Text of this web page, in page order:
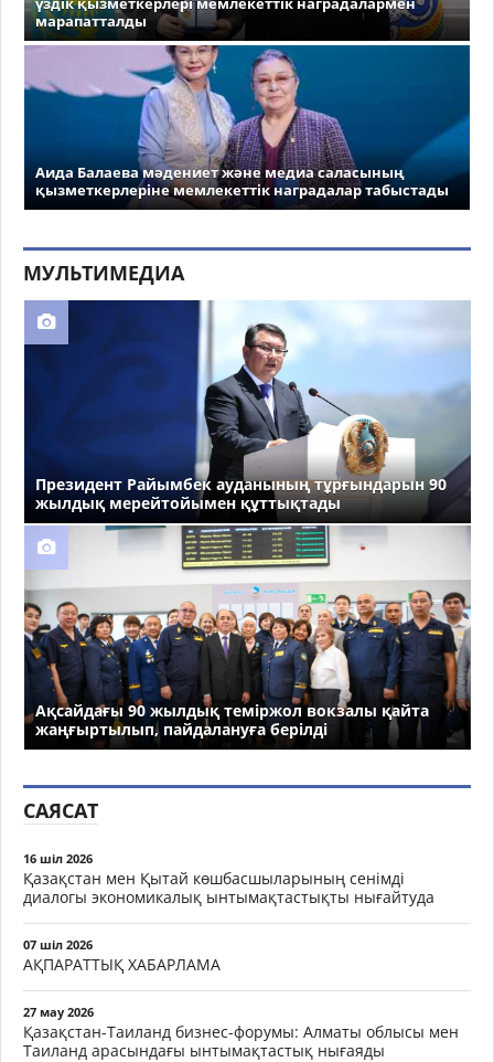
марапатталды
Аида Балаева мәдениет және медиа саласының
қызметкерлеріне мемлекеттік наградалар табыстады
МУЛЬТИМЕДИА
Президент Райымбек ауданының тұрғындарын 90
жылдық мерейтойымен құттықтады
Ақсайдағы 90 жылдық теміржол вокзалы қайта
жаңғыртылып, пайдалануға берілді
САЯСАТ
16 шіл 2026
Қазақстан мен Қытай көшбасшыларының сенімді
диалогы экономикалық ынтымақтастықты нығайтуда
07 шіл 2026
АҚПАРАТТЫҚ ХАБАРЛАМА
27 мау 2026
Қазақстан-Таиланд бизнес-форумы: Алматы облысы мен
Таиланд арасындағы ынтымақтастық нығаяды